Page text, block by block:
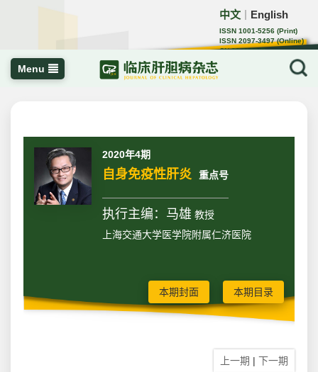
中文 English
ISSN 1001-5256 (Print)
ISSN 2097-3497 (Online)
CN 22-1108/R
Menu
2020年4期
自身免疫性肝炎 重点号
执行主编：马雄 教授
上海交通大学医学院附属仁济医院
本期封面 本期目录
上一期 | 下一期